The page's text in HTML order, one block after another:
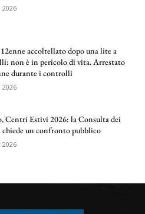
2026
accoltellato dopo una lite a
non è in pericolo di vita. Arrestato
durante i controlli
2026
Centri Estivi 2026: la Consulta dei
un confronto pubblico
2026